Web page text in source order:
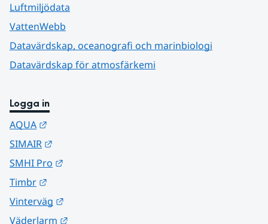
Luftmiljödata
VattenWebb
Datavärdskap, oceanografi och marinbiologi
Datavärdskap för atmosfärkemi
Logga in
AQUA
SIMAIR
SMHI Pro
Timbr
Vinterväg
Väderlarm